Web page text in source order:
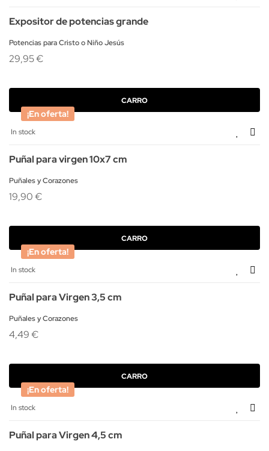
Expositor de potencias grande
Potencias para Cristo o Niño Jesús
29,95 €
¡En oferta!
CARRO
In stock
Puñal para virgen 10x7 cm
Puñales y Corazones
19,90 €
¡En oferta!
CARRO
In stock
Puñal para Virgen 3,5 cm
Puñales y Corazones
4,49 €
¡En oferta!
CARRO
In stock
Puñal para Virgen 4,5 cm